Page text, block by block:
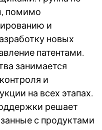
помимо
и
новых
патентами.
занимается
и
на всех этапах.
решает
с продуктами